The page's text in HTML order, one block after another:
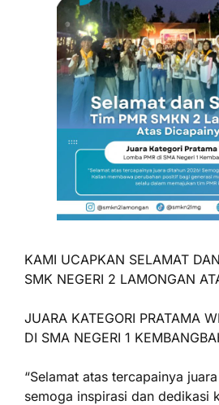
KAMI UCAPKAN SELAMAT
SMK NEGERI 2 LAMONGAN
JUARA KATEGORI PRATAMA
DI SMA NEGERI 1
“Selamat atas tercapainya
semoga inspirasi dan dedikasi